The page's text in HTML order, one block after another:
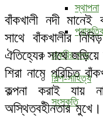
স্থাপনা
চাকরির খবর
শিল্প-সাহিত্য
সংস্কৃতি
বাঁকখালী নদী মানেই
সাথে বাঁকখালীর
ঐতিহ্যের সাথে
শিরা নামে পরিচিত
কল্পনা করাই যায়
অস্থিত্বহীনতার